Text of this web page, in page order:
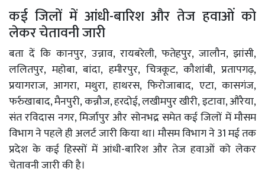
कई जिलों में आंधी-बारिश और तेज हवाओं को
लेकर चेतावनी जारी
बता दें कि कानपुर, उन्नाव, रायबरेली, फतेहपुर, जालौन, झांसी,
ललितपुर, महोबा, बांदा, हमीरपुर, चित्रकूट, कौशांबी, प्रतापगढ़,
प्रयागराज, आगरा, मथुरा, हाथरस, फिरोजाबाद, एटा, कासगंज,
फर्रुखाबाद, मैनपुरी, कन्नौज, हरदोई, लखीमपुर खीरी, इटावा, औरैया,
संत रविदास नगर, मिर्जापुर और सोनभद्र समेत कई जिलों में मौसम
विभाग ने पहले ही अलर्ट जारी किया था। मौसम विभाग ने 31 मई तक
प्रदेश के कई हिस्सों में आंधी-बारिश और तेज हवाओं को लेकर
चेतावनी जारी की है।